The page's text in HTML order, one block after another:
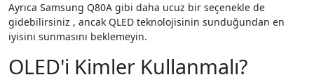
Ayrıca Samsung Q80A gibi daha ucuz bir seçenekle de
gidebilirsiniz , ancak QLED teknolojisinin sunduğundan en
iyisini sunmasını beklemeyin.
OLED'i Kimler Kullanmalı?